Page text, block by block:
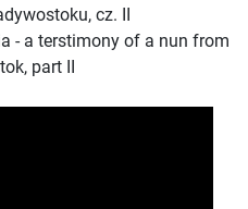
cz. II
- a terstimony of a nun from
part II